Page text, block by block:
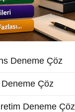
Deneme Çöz
Çöz
Deneme Çöz